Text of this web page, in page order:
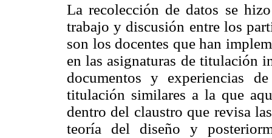
La recolección de datos se
trabajo y discusión entre los
son los docentes que han
en las asignaturas de titulación
documentos y experiencias
titulación similares a la que
dentro del claustro que revisa
teoría del diseño y